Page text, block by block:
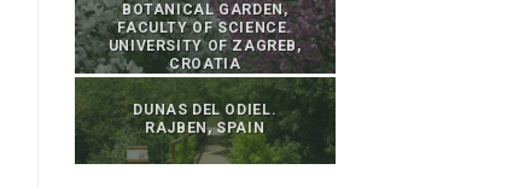
BOTANICAL GARDEN,
FACULTY OF SCIENCE.
UNIVERSITY OF ZAGREB,
CROATIA
DUNAS DEL ODIEL.
RAJBEN, SPAIN